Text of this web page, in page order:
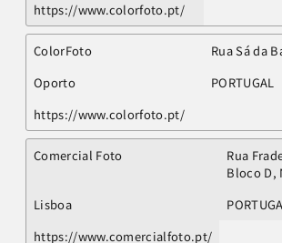
https://www.colorfoto.pt/
ColorFoto
Rua Sá da
Oporto
PORTUGAL
https://www.colorfoto.pt/
Comercial Foto
Rua
Bloco D,
Lisboa
https://www.comercialfoto.pt/